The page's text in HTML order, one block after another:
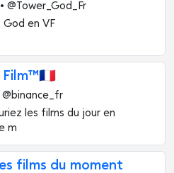
@Tower_God_Fr
en VF
@binance_fr
les films du jour en
m
films du moment